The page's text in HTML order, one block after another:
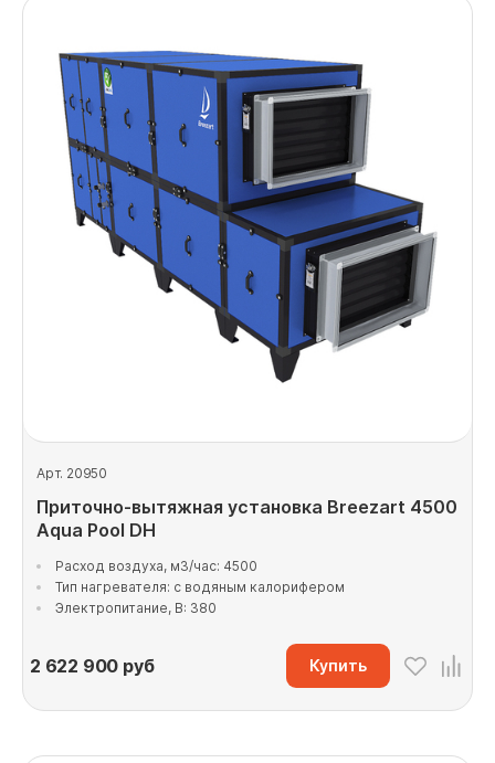
Арт. 20950
Приточно-вытяжная установка Breezart 4500
Aqua Pool DH
Расход воздуха, м3/час: 4500
Тип нагревателя: с водяным калорифером
Электропитание, В: 380
2 622 900 руб Купить